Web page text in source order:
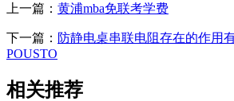
上一篇： 黄浦mba免联考学费
下一篇： 防静电桌串联电阻存在的作用
POUSTO
相关推荐